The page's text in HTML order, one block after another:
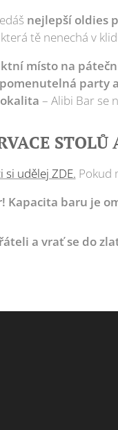
nejlepší oldies
tě nenechá v
místo na
party
– Alibi Bar se
si udělej ZDE. Pokud
Kapacita baru je
a vrať se do